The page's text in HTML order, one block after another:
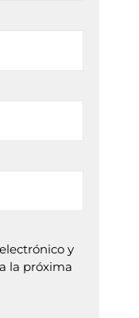
y
la próxima